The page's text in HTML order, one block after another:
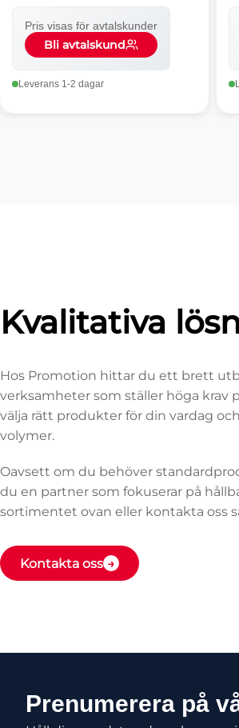
Pris visas för avtalskunder
Bli avtalskund
Leverans 1-2 dagar
Kvalitativa
Hos Promotion hittar du ett brett
verksamheter som ställer höga krav
välja rätt produkter för din vardag
volymer.
Oavsett om du behöver
du en partner som fokuserar på
sortimentet ovan eller kontakta oss
Kontakta oss
Prenumerera på